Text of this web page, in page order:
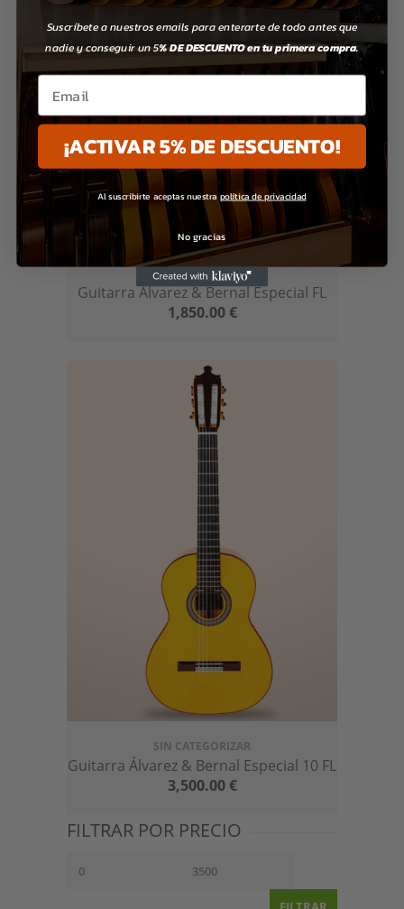
SIN CATEGORIZAR
Guitarra Álvarez & Bernal Especial FL
1,850.00€
SIN CATEGORIZAR
Guitarra Álvarez & Bernal Especial 10 FL
3,500.00€
FILTRAR POR PRECIO
Suscríbete a nuestros emails para enterarte de todo antes que
nadie y conseguir un 5% DE DESCUENTO en tu primera compra.
Email
¡ACTIVAR 5% DE DESCUENTO!
Al suscribirte aceptas nuestrapolítica de privacidad
No gracias